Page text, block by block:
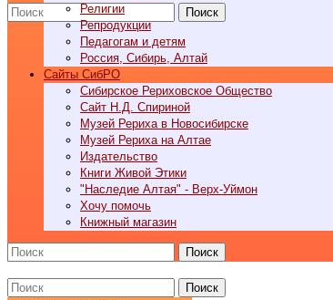
Поиск
Религии
Репродукции
Педагогам и детям
Россия, Сибирь, Алтай
Cайты СибРО
Сибирское Рериховское Общество
Сайт Н.Д. Спириной
Музей Рериха в Новосибирске
Музей Рериха на Алтае
Издательство
Книги Живой Этики
"Наследие Алтая" - Верх-Уймон
Хочу помочь
Книжный магазин
Поиск
Поиск